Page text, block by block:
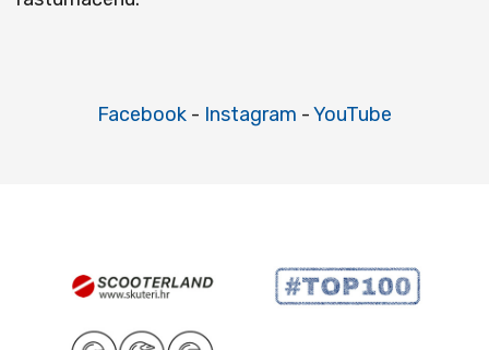
Facebook - Instagram -YouTube